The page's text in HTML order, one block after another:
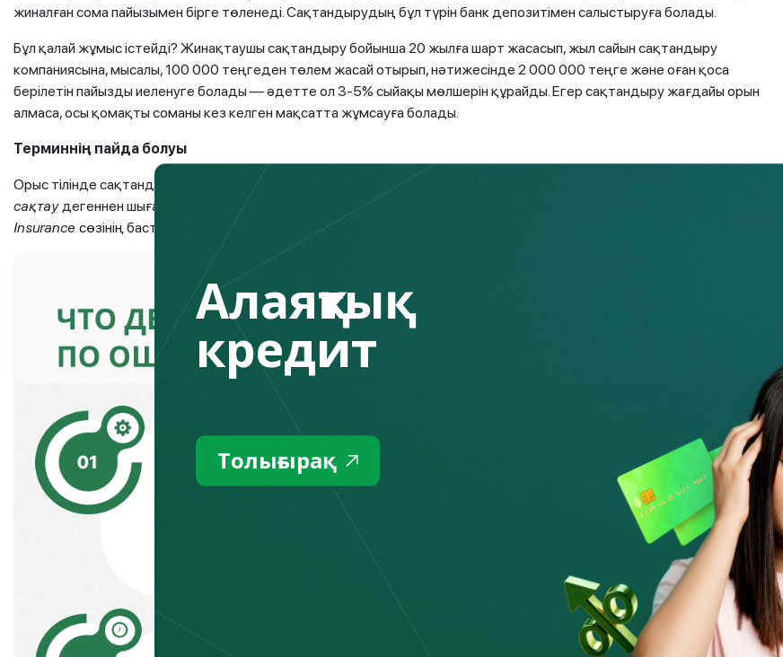
жиналған сома пайызымен бірге төленеді. Сақтандырудың бұл түрін банк депозитімен салыстыруға болады.
Бұл қалай жұмыс істейді? Жинақтаушы сақтандыру бойынша 20 жылға шарт жасасып, жыл сайын сақтандыру
компаниясына, мысалы, 100 000 теңгеден төлем жасай отырып, нәтижесінде 2 000 000 теңге және оған қоса
берілетін пайызды иеленуге болады — әдетте ол 3-5% сыйақы мөлшерін құрайды. Егер сақтандыру жағдайы орын
алмаса, осы қомақты соманы кез келген мақсатта жұмсауға болады.
Терминнің пайда болуы
Орыс тілінде сақтандыру (страхование) сөзі «страх» сөзінен тараған. Ал қазақ тіліндегі
сақтау дегеннен шығады. Ағылшын тіліндегі insuranсe
Insuranсe сөзінің бастапқы мағынасын тікелей «сенімділік» деп аударуға болады.
Алаяқтық
кредит
Толығырақ